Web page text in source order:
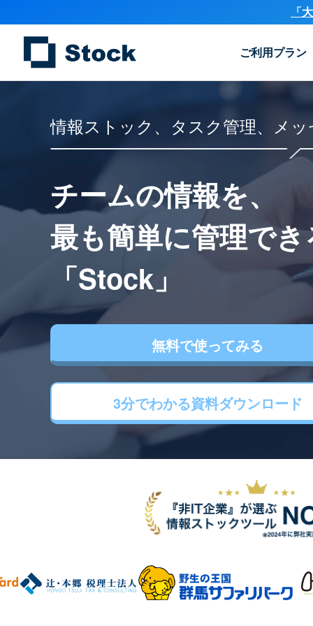
「
ご利用プラン
情報ストック、タスク管理、メ
チームの情報を、
最も簡単に管理で
「Stock」
無料で使ってみる
3分でわかる資料ダウンロード